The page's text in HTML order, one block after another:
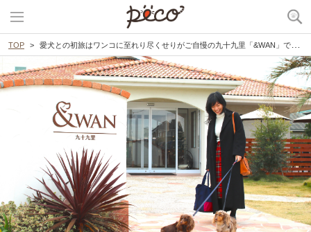
TOP 愛犬との初旅はワンコに至れり尽くせりがご自慢の九十九里「&WAN」でリゾート気分を満喫しよう♪